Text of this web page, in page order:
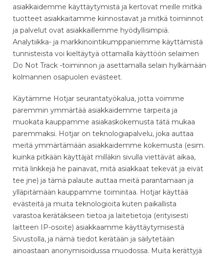
asiakkaidemme käyttäytymistä ja kertovat meille mitkä
tuotteet asiakkaitamme kiinnostavat ja mitkä toiminnot
ja palvelut ovat asiakkaillemme hyödyllisimpiä.
Analytiikka- ja markkinointikumppaniemme käyttämistä
tunnisteista voi kieltäytyä ottamalla käyttöön selaimen
Do Not Track -toiminnon ja asettamalla selain hylkämään
kolmannen osapuolen evästeet.
Käytämme Hotjar seurantatyökalua, jotta voimme
paremmin ymmärtää asiakkaidemme tarpeita ja
muokata kauppamme asiakaskokemusta tätä mukaa
paremmaksi. Hotjar on teknologiapalvelu, joka auttaa
meitä ymmärtämään asiakkaidemme kokemusta (esim.
kuinka pitkään käyttäjät milläkin sivulla viettävät aikaa,
mitä linkkejä he painavat, mitä asiakkaat tekevät ja eivät
tee jne) ja tämä palaute auttaa meitä parantamaan ja
ylläpitämään kauppamme toimintaa. Hotjar käyttää
evästeitä ja muita teknologioita kuten paikallista
varastoa kerätäkseen tietoa ja laitetietoja (erityisesti
laitteen IP-osoite) asiakkaamme käyttäytymisestä
Sivustolla, ja nämä tiedot kerätään ja säilytetään
ainoastaan anonymisoidussa muodossa. Muita kerättyjä